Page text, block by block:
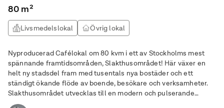
80 m²
Livsmedelslokal Övrig lokal
Nyproducerad Cafélokal om 80 kvm i ett av Stockholms mest
spännande framtidsområden, Slakthusområdet! Här växer en
helt ny stadsdel fram med tusentals nya bostäder och ett
ständigt ökande flöde av boende, besökare och verksamheter.
Slakthusområdet utvecklas till en modern och pulserande
stadsdel med liv, rörelse och ett brett utbud av service, handel